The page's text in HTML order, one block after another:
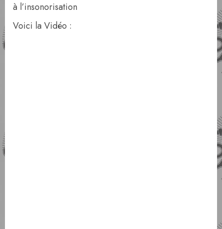
à l’insonorisation
Voici la Vidéo :